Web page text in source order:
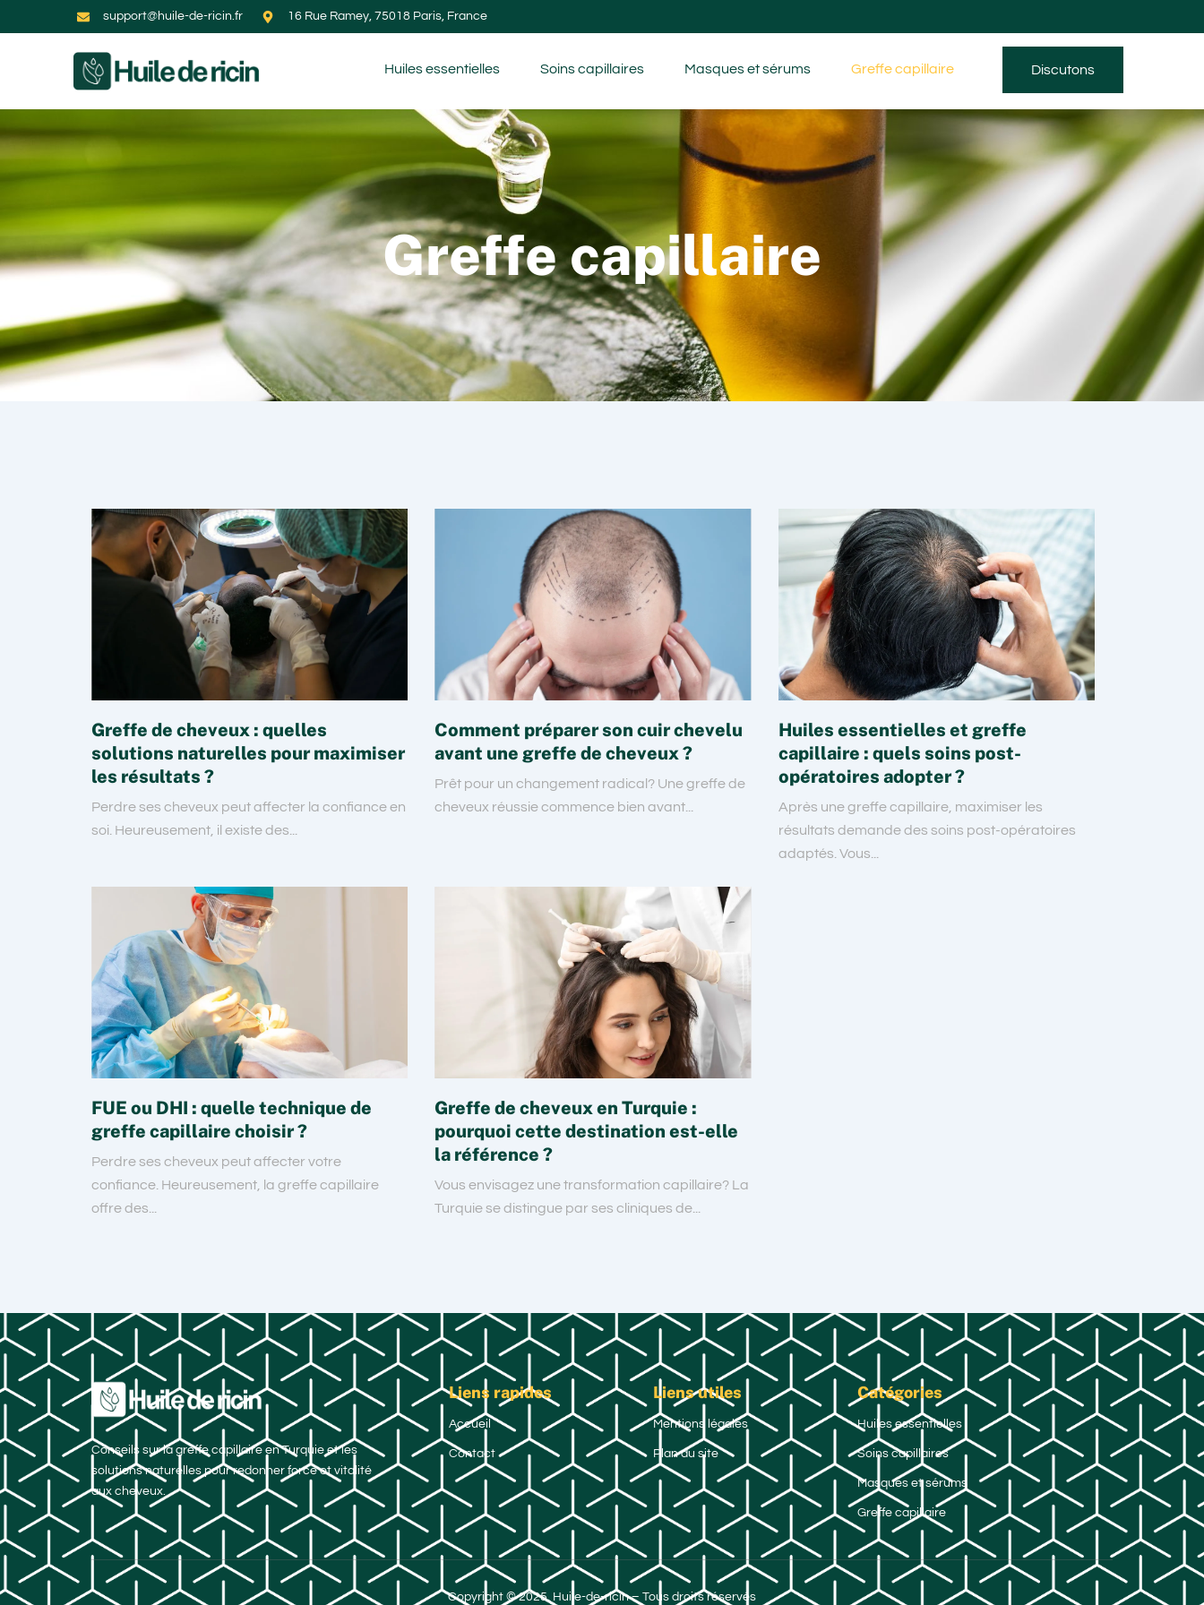
support@huile-de-ricin.fr 16 Rue Ramey, 75018 Paris, France
Huiles essentielles Soins capillaires Masques et sérums Greffe capillaire Discutons
Greffe capillaire
Greffe de cheveux : quelles
solutions naturelles pour maximiser
les résultats ?
Perdre ses cheveux peut affecter la confiance en
soi. Heureusement, il existe des...
Comment préparer son cuir chevelu
avant une greffe de cheveux ?
Prêt pour un changement radical? Une greffe de
cheveux réussie commence bien avant...
Huiles essentielles et greffe
capillaire : quels soins post-
opératoires adopter ?
Après une greffe capillaire, maximiser les
résultats demande des soins post-opératoires
adaptés. Vous...
FUE ou DHI : quelle technique de
greffe capillaire choisir ?
Perdre ses cheveux peut affecter votre
confiance. Heureusement, la greffe capillaire
offre des...
Greffe de cheveux en Turquie :
pourquoi cette destination est-elle
la référence ?
Vous envisagez une transformation capillaire? La
Turquie se distingue par ses cliniques de...
Conseils sur la greffe capillaire en Turquie et les
solutions naturelles pour redonner force et vitalité
aux cheveux.
Liens rapides
Accueil
Contact
Liens utiles
Mentions légales
Plan du site
Catégories
Huiles essentielles
Soins capillaires
Masques et sérums
Greffe capillaire
Copyright © 2025. Huile-de-ricin – Tous droits réservés